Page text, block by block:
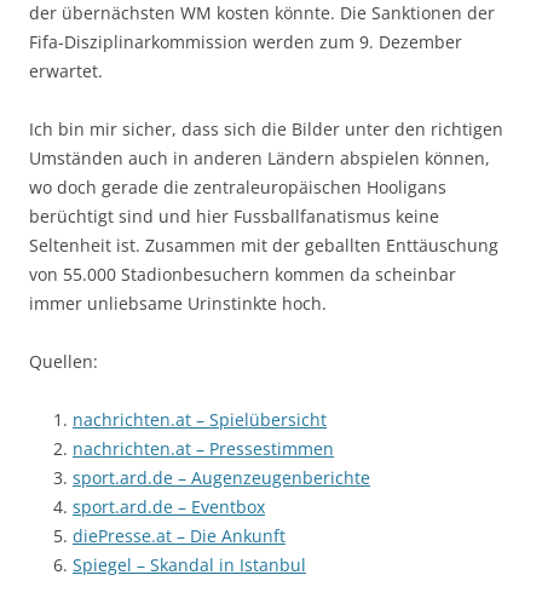
der übernächsten WM kosten könnte. Die Sanktionen der
Fifa-Disziplinarkommission werden zum 9. Dezember
erwartet.
Ich bin mir sicher, dass sich die Bilder unter den richtigen
Umständen auch in anderen Ländern abspielen können,
wo doch gerade die zentraleuropäischen Hooligans
berüchtigt sind und hier Fussballfanatismus keine
Seltenheit ist. Zusammen mit der geballten Enttäuschung
von 55.000 Stadionbesuchern kommen da scheinbar
immer unliebsame Urinstinkte hoch.
Quellen:
nachrichten.at – Spielübersicht
nachrichten.at – Pressestimmen
sport.ard.de – Augenzeugenberichte
sport.ard.de – Eventbox
diePresse.at – Die Ankunft
Spiegel – Skandal in Istanbul